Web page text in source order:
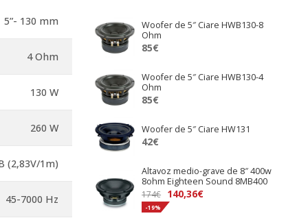
5”- 130 mm
4 Ohm
130 W
260 W
(2,83V/1m)
45-7000 Hz
Woofer de 5″ Ciare HWB130-8
Ohm
85€
Woofer de 5″ Ciare HWB130-4
Ohm
85€
Woofer de 5″ Ciare HW131
42€
Altavoz medio-grave de 8″ 400w
8ohm Eighteen Sound 8MB400
174€
El
precio
140,36€El
-19%